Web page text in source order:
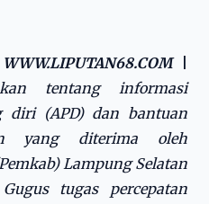
WWW.LIPUTAN68.COM|
tentang informasi
diri (APD) dan bantuan
yang diterima oleh
Lampung Selatan
tugas percepatan